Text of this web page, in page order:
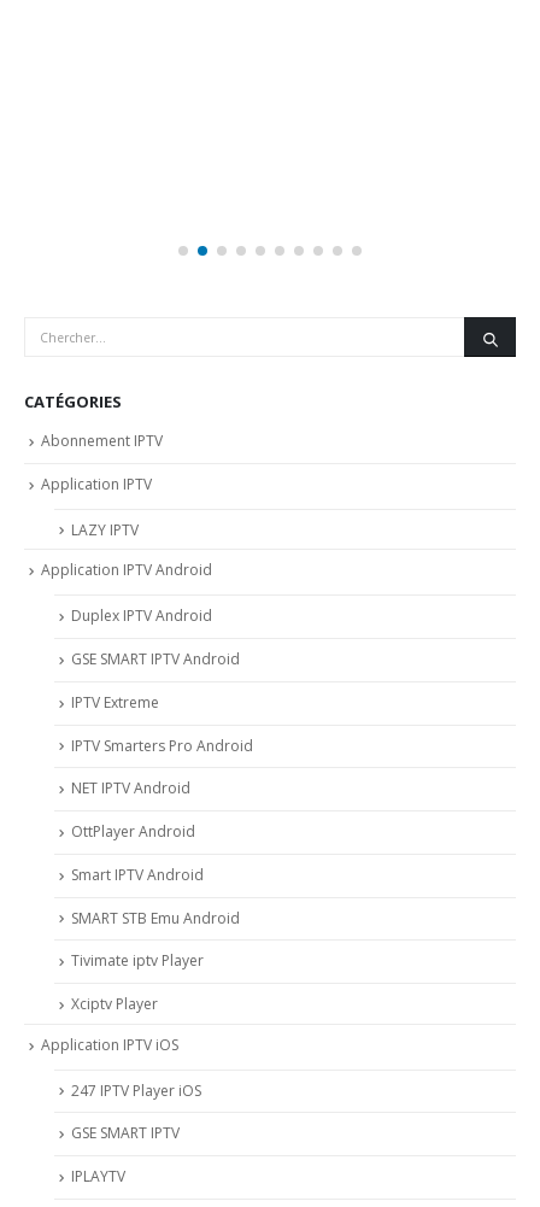
CATÉGORIES
Abonnement IPTV
Application IPTV
LAZY IPTV
Application IPTV Android
Duplex IPTV Android
GSE SMART IPTV Android
IPTV Extreme
IPTV Smarters Pro Android
NET IPTV Android
OttPlayer Android
Smart IPTV Android
SMART STB Emu Android
Tivimate iptv Player
Xciptv Player
Application IPTV iOS
247 IPTV Player iOS
‎GSE SMART IPTV
IPLAYTV